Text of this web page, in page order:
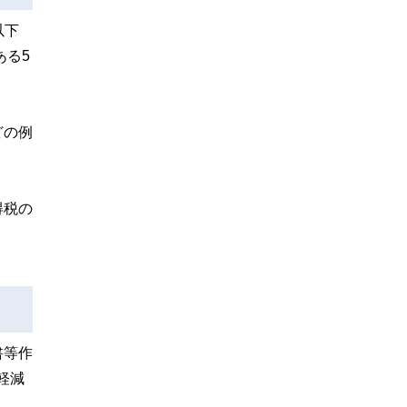
下
る5
例
税の
等作
減